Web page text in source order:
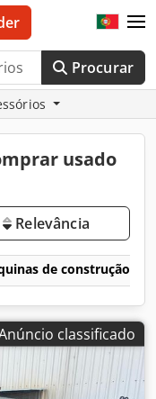
Procurar
usado
Relevância
de construção
classificado